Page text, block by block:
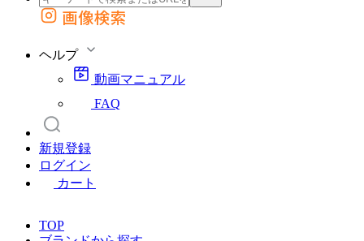
外部サイトの商品をカートに追加
画像検索
ヘルプ
動画マニュアル
FAQ
新規登録
ログイン
カート
TOP